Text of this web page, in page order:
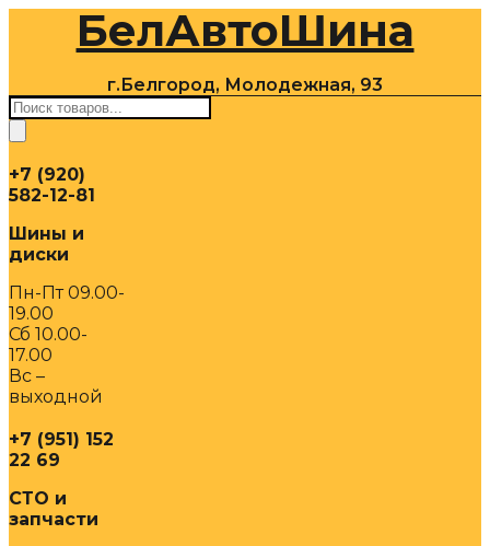
содержимомуБелАвтоШина
г.Белгород, Молодежная, 93
Поиск
товаров
+7 (920)
582-12-81
Шины и
диски
Пн-Пт 09.00-
19.00
Сб 10.00-
17.00
Вс –
выходной
+7 (951) 152
22 69
СТО и
запчасти